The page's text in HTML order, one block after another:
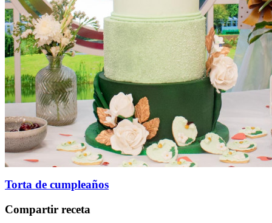
Torta de cumpleaños
Compartir receta